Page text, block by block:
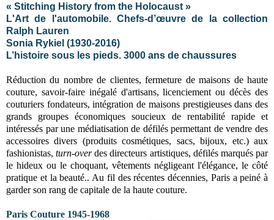
« Stitching History from the Holocaust »
L'Art de l'automobile. Chefs-d’œuvre de la collection
Ralph Lauren
Sonia Rykiel (1930-2016)
L’histoire sous les pieds. 3000 ans de chaussures
Réduction du nombre de clientes, fermeture de maisons de haute
couture, savoir-faire inégalé d'artisans, licenciement ou décès des
couturiers fondateurs, intégration de maisons prestigieuses dans des
grands groupes économiques soucieux de rentabilité rapide et
intéressés par une médiatisation de défilés permettant de vendre des
accessoires divers (produits cosmétiques, sacs, bijoux, etc.) aux
fashionistas,turn-overdes directeurs artistiques, défilés marqués par
le hideux ou le choquant, vêtements négligeant l'élégance, le côté
pratique et la beauté.. Au fil des récentes décennies, Paris a peiné à
garder son rang de capitale de la haute couture.
Paris Couture 1945-1968